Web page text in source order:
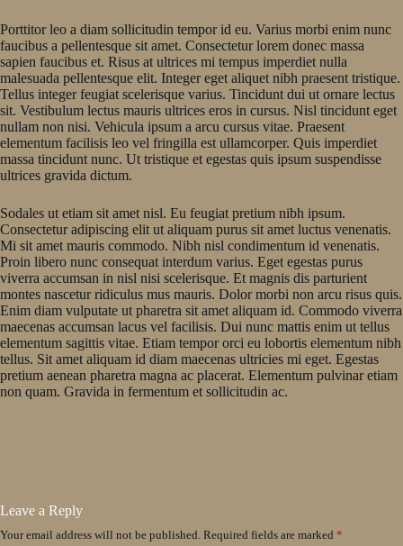
Porttitor leo a diam sollicitudin tempor id eu. Varius morbi enim nunc
faucibus a pellentesque sit amet. Consectetur lorem donec massa
sapien faucibus et. Risus at ultrices mi tempus imperdiet nulla
malesuada pellentesque elit. Integer eget aliquet nibh praesent tristique.
Tellus integer feugiat scelerisque varius. Tincidunt dui ut ornare lectus
sit. Vestibulum lectus mauris ultrices eros in cursus. Nisl tincidunt eget
nullam non nisi. Vehicula ipsum a arcu cursus vitae. Praesent
elementum facilisis leo vel fringilla est ullamcorper. Quis imperdiet
massa tincidunt nunc. Ut tristique et egestas quis ipsum suspendisse
ultrices gravida dictum.
Sodales ut etiam sit amet nisl. Eu feugiat pretium nibh ipsum.
Consectetur adipiscing elit ut aliquam purus sit amet luctus venenatis.
Mi sit amet mauris commodo. Nibh nisl condimentum id venenatis.
Proin libero nunc consequat interdum varius. Eget egestas purus
viverra accumsan in nisl nisi scelerisque. Et magnis dis parturient
montes nascetur ridiculus mus mauris. Dolor morbi non arcu risus quis.
Enim diam vulputate ut pharetra sit amet aliquam id. Commodo viverra
maecenas accumsan lacus vel facilisis. Dui nunc mattis enim ut tellus
elementum sagittis vitae. Etiam tempor orci eu lobortis elementum nibh
tellus. Sit amet aliquam id diam maecenas ultricies mi eget. Egestas
pretium aenean pharetra magna ac placerat. Elementum pulvinar etiam
non quam. Gravida in fermentum et sollicitudin ac.
Leave a Reply
Your email address will not be published. Required fields are marked *